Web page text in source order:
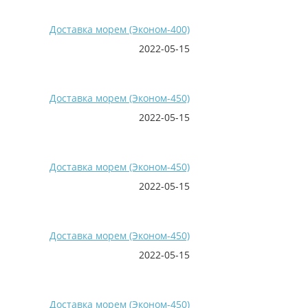
Доставка морем (Эконом-400)
2022-05-15
Доставка морем (Эконом-450)
2022-05-15
Доставка морем (Эконом-450)
2022-05-15
Доставка морем (Эконом-450)
2022-05-15
Доставка морем (Эконом-450)